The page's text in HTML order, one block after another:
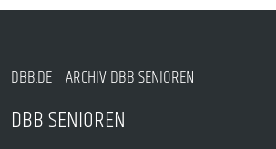
DBB.DE ARCHIV DBB SENIOREN
DBB SENIOREN